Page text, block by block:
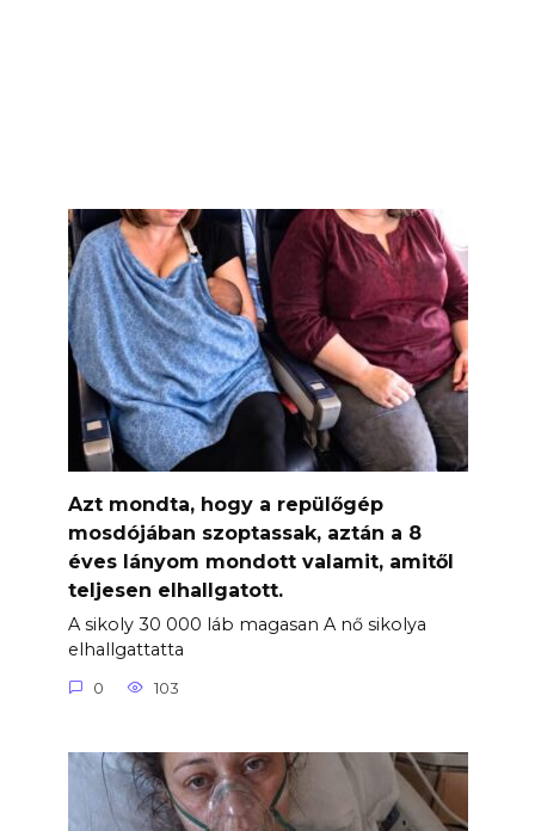
Azt mondta, hogy a repülőgép
mosdójában szoptassak, aztán a 8
éves lányom mondott valamit, amitől
teljesen elhallgatott.
A sikoly 30 000 láb magasan A nő sikolya
elhallgattatta
0 103